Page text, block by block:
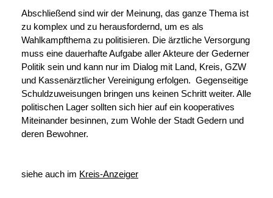
Abschließend sind wir der Meinung, das ganze Thema ist
zu komplex und zu herausfordernd, um es als
Wahlkampfthema zu politisieren. Die ärztliche Versorgung
muss eine dauerhafte Aufgabe aller Akteure der Gederner
Politik sein und kann nur im Dialog mit Land, Kreis, GZW
und Kassenärztlicher Vereinigung erfolgen. Gegenseitige
Schuldzuweisungen bringen uns keinen Schritt weiter. Alle
politischen Lager sollten sich hier auf ein kooperatives
Miteinander besinnen, zum Wohle der Stadt Gedern und
deren Bewohner.
siehe auch im Kreis-Anzeiger